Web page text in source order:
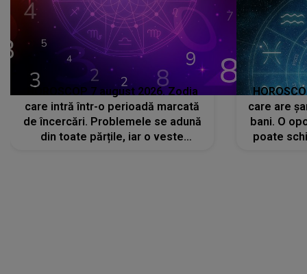
HOROSCOP 7 august 2026. Zodia
care intră într-o perioadă marcată
de încercări. Problemele se adună
din toate părțile, iar o veste
care are
bani. O
poate